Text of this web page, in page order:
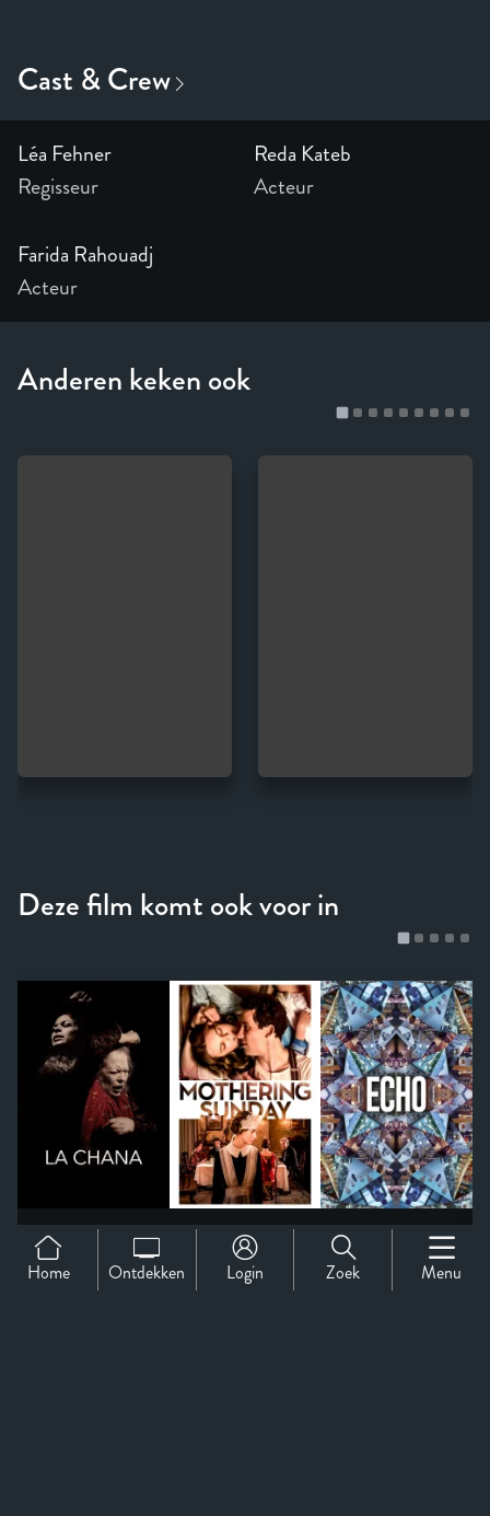
Léa Fehner
Regisseur
Reda Kateb
Acteur
Farida Rahouadj
Acteur
Home Ontdekken Login Zoek Menu